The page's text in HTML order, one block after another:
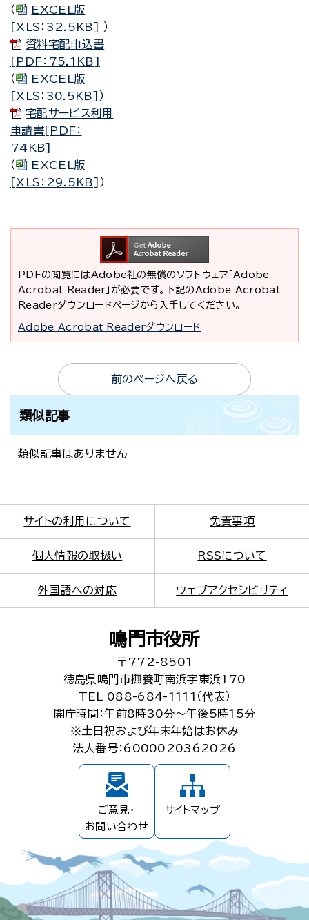
（
EXCEL版
[XLS：32.5KB]
）
資料宅配申込書
[PDF：75.1KB]
（
EXCEL版
[XLS：30.5KB] ）
宅配サービス利用
申請書[PDF：
74KB]
（
EXCEL版
[XLS：29.5KB] ）
PDFの閲覧にはAdobe社の無償のソフトウェア「Adobe
Acrobat Reader」が必要です。下記のAdobe Acrobat
Readerダウンロードページから入手してください。
Adobe Acrobat Readerダウンロード
前のページへ戻る
類似記事
類似記事はありません
サイトの利用について 免責事項
個人情報の取扱い RSSについて
外国語への対応 ウェブアクセシビリティ
鳴門市役所
〒772-8501
徳島県鳴門市撫養町南浜字東浜170
TEL 088-684-1111（代表）
開庁時間：午前8時30分～午後5時15分
※土日祝および年末年始はお休み
法人番号：6000020362026
ご意見・
お問い合わせ
サイトマップ